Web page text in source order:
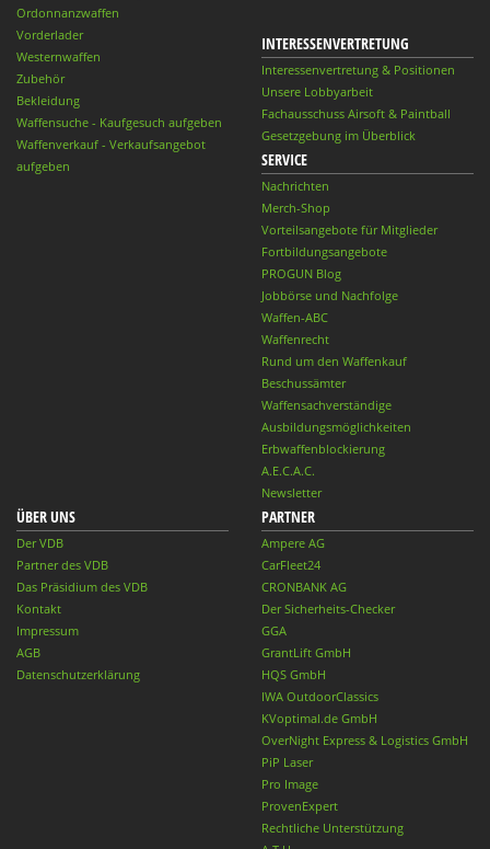
Ordonnanzwaffen
Vorderlader
Westernwaffen
Zubehör
Bekleidung
Waffensuche - Kaufgesuch aufgeben
Waffenverkauf - Verkaufsangebot
aufgeben
INTERESSENVERTRETUNG
Interessenvertretung & Positionen
Unsere Lobbyarbeit
Fachausschuss Airsoft & Paintball
Gesetzgebung im Überblick
SERVICE
Nachrichten
Merch-Shop
Vorteilsangebote für Mitglieder
Fortbildungsangebote
PROGUN Blog
Jobbörse und Nachfolge
Waffen-ABC
Waffenrecht
Rund um den Waffenkauf
Beschussämter
Waffensachverständige
Ausbildungsmöglichkeiten
Erbwaffenblockierung
A.E.C.A.C.
Newsletter
ÜBER UNS
Der VDB
Partner des VDB
Das Präsidium des VDB
Kontakt
Impressum
AGB
Datenschutzerklärung
PARTNER
Ampere AG
CarFleet24
CRONBANK AG
Der Sicherheits-Checker
GGA
GrantLift GmbH
HQS GmbH
IWA OutdoorClassics
KVoptimal.de GmbH
OverNight Express & Logistics GmbH
PiP Laser
Pro Image
ProvenExpert
Rechtliche Unterstützung